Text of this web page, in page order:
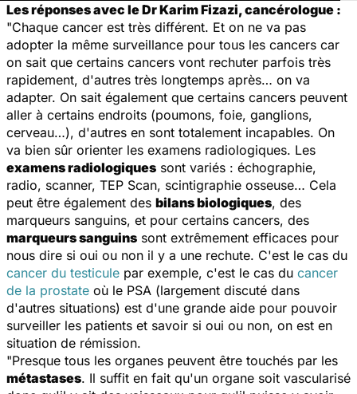
Les réponses avec le Dr Karim Fizazi, cancérologue :
"Chaque cancer est très différent. Et on ne va pas
adopter la même surveillance pour tous les cancers car
on sait que certains cancers vont rechuter parfois très
rapidement, d'autres très longtemps après… on va
adapter. On sait également que certains cancers peuvent
aller à certains endroits (poumons, foie, ganglions,
cerveau…), d'autres en sont totalement incapables. On
va bien sûr orienter les examens radiologiques. Les
examens radiologiques sont variés : échographie,
radio, scanner, TEP Scan, scintigraphie osseuse… Cela
peut être également des bilans biologiques, des
marqueurs sanguins, et pour certains cancers, des
marqueurs sanguins sont extrêmement efficaces pour
nous dire si oui ou non il y a une rechute. C'est le cas du
cancer du testicule par exemple, c'est le cas du cancer
de la prostate où le PSA (largement discuté dans
d'autres situations) est d'une grande aide pour pouvoir
surveiller les patients et savoir si oui ou non, on est en
situation de rémission.
"Presque tous les organes peuvent être touchés par les
métastases. Il suffit en fait qu'un organe soit vascularisé